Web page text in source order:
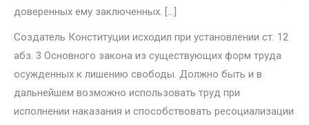
доверенных ему заключенных. […]
Создатель Конституции исходил при установлении ст. 12
абз. 3 Ос­новного закона из существующих форм труда
осужденных к лишению свободы. Должно быть и в
дальнейшем возможно использовать труд при
исполнении наказания и способствовать ресоциализации